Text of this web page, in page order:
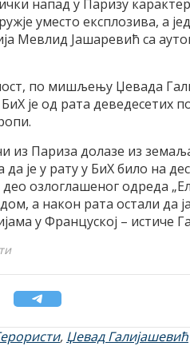
напад у Паризу
уместо експлозива, а
Мевлид Јашаревић са
по мишљењу Џевада
БиХ је од рата
из Париза долазе из
да је у рату у БиХ било на
озлоглашеног одреда
а након рата остали да
у Француској – истиче
, Џевад Галијашевић